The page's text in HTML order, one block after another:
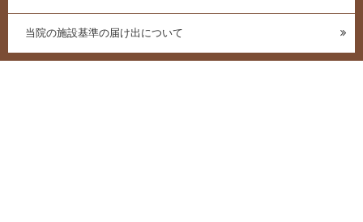
当院の施設基準の届け出について